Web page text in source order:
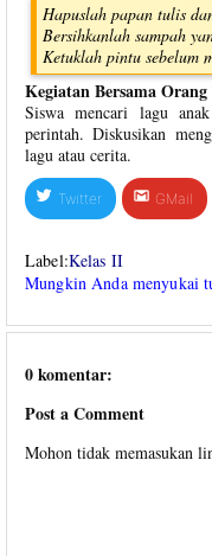
Hapuslah papan tulis
Bersihkanlah sampah
Ketuklah pintu sebelum
Kegiatan Bersama Orang
Siswa mencari lagu
perintah. Diskusikan
lagu atau cerita.
Twitter GMail
Label:Kelas II
Mungkin Anda menyukai
0 komentar:
Post a Comment
Mohon tidak memasukan